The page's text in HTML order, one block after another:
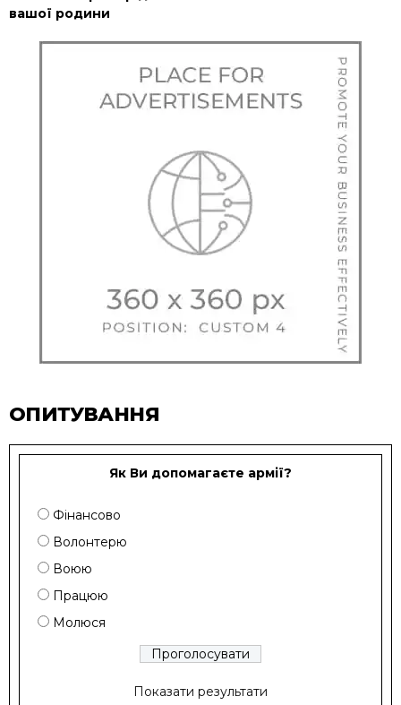
вашої родини
ОПИТУВАННЯ
Як Ви допомагаєте армії?
Фінансово
Волонтерю
Воюю
Працюю
Молюся
Показати результати